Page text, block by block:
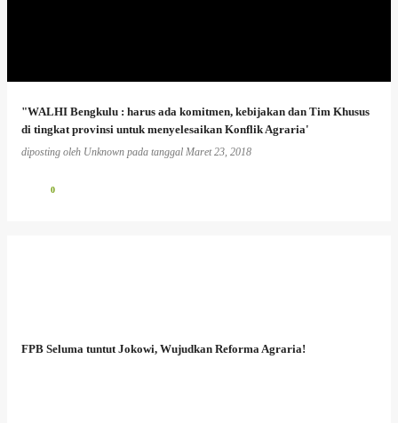
"WALHI Bengkulu : harus ada komitmen, kebijakan dan Tim Khusus
di tingkat provinsi untuk menyelesaikan Konflik Agraria'
diposting oleh Unknown pada tanggal Maret 23, 2018
0
FPB Seluma tuntut Jokowi, Wujudkan Reforma Agraria!